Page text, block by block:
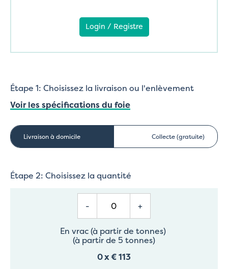
Login / Registre
Étape 1: Choisissez la livraison ou l'enlèvement
Voir les spécifications du foie
Livraison à domicile Collecte (gratuite)
Étape 2: Choisissez la quantité
- +
En vrac (à partir de tonnes)
(à partir de 5 tonnes)
0x€ 113